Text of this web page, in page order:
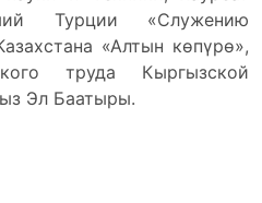
Турции «Служению
«Алтын көпүрө»,
труда Кыргызской
Эл Баатыры.